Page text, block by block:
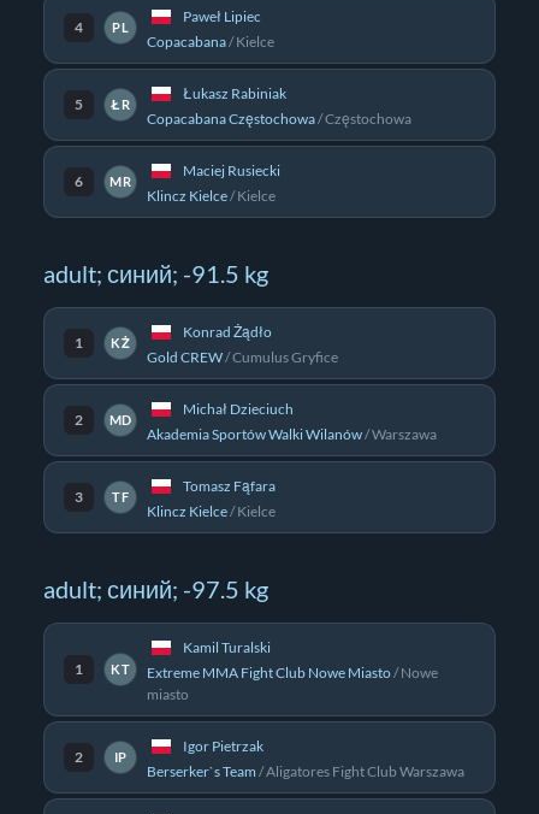
4 PL
Paweł Lipiec
Copacabana/Kielce
5 ŁR
Łukasz Rabiniak
Copacabana Częstochowa/Częstochowa
6 MR
Maciej Rusiecki
Klincz Kielce/Kielce
adult; синий; -91.5 kg
1 KŻ
Konrad Żądło
Gold CREW/Cumulus Gryfice
2 MD
Michał Dzieciuch
Akademia Sportów Walki Wilanów/Warszawa
3 TF
Tomasz Fąfara
Klincz Kielce/Kielce
adult; синий; -97.5 kg
1 KT
Kamil Turalski
Extreme MMA Fight Club Nowe Miasto/Nowe
miasto
2 IP
Igor Pietrzak
Berserker`s Team /Aligatores Fight Club Warszawa